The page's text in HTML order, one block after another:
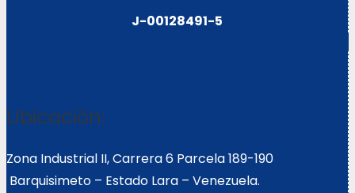
J-00128491-5
Ubicación:
Zona Industrial II, Carrera 6 Parcela 189-190
Barquisimeto – Estado Lara – Venezuela.